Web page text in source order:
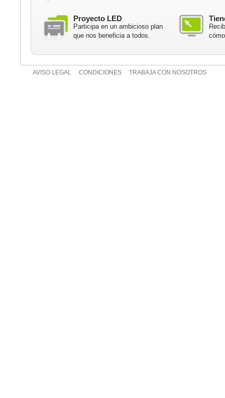
Proyecto LED
Participa en un ambicioso plan
que nos beneficia a todos.
AVISO LEGAL CONDICIONES TRABAJA CON NOSOTROS